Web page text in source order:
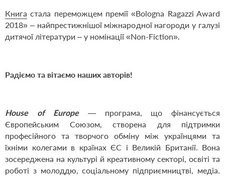
Книга стала переможцем премії «Bologna Ragazzi Award
2018» – найпрестижнішої міжнародної нагороди у галузі
дитячої літератури – у номінації «Non-Fiction».
Радіємо та вітаємо наших авторів!
House of Europe— програма, що фінансується
Європейським Союзом, створена для підтримки
професійного та творчого обміну між українцями та
їхніми колегами в країнах ЄС і Великій Британії. Вона
зосереджена на культурі й креативному секторі, освіті та
роботі з молоддю, соціальному підприємництві, медіа.